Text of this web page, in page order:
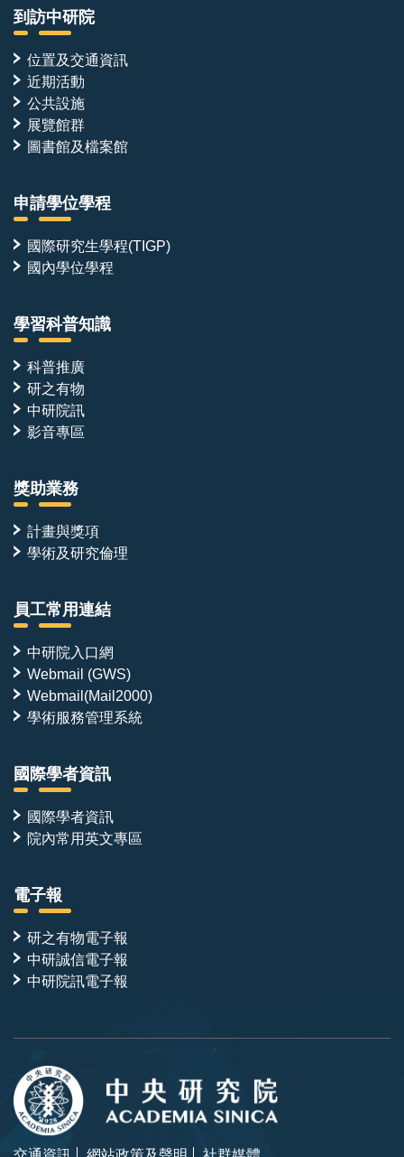
到訪中研院
位置及交通資訊
近期活動
公共設施
展覽館群
圖書館及檔案館
申請學位學程
國際研究生學程(TIGP)
國內學位學程
學習科普知識
科普推廣
研之有物
中研院訊
影音專區
獎助業務
計畫與獎項
學術及研究倫理
員工常用連結
中研院入口網
Webmail (GWS)
Webmail(Mail2000)
學術服務管理系統
國際學者資訊
國際學者資訊
院內常用英文專區
電子報
研之有物電子報
中研誠信電子報
中研院訊電子報